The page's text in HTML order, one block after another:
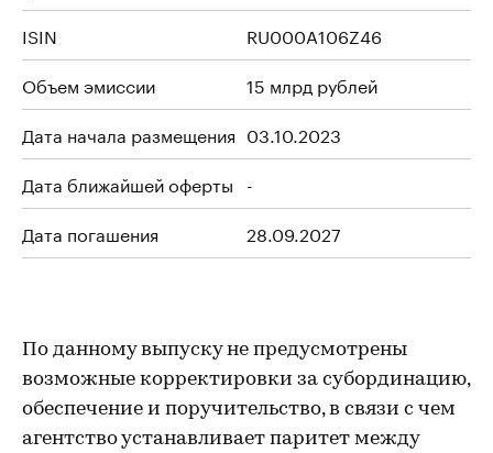
ISIN
RU000A106Z46
Объем эмиссии
15 млрд рублей
Дата начала размещения 03.10.2023
Дата ближайшей оферты -
Дата погашения
28.09.2027
По данному выпуску не предусмотрены
возможные корректировки за субординацию,
обеспечение и поручительство, в связи с чем
агентство устанавливает паритет между